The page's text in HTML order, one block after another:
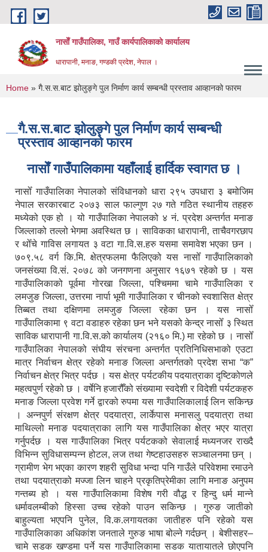
Skip to main content
नासाेँ गाउँपालिका, गाउँ कार्यपालिकाकाे कार्यालय
धारापानी, मनाङ, गण्डकी प्रदेश, नेपाल ।
You are here
Home » गै.स.स.बाट झोलुङ्गे पुल निर्माण कार्य सम्बन्धी प्रस्ताव आव्हानको फारम
गै.स.स.बाट झोलुङ्गे पुल निर्माण कार्य सम्बन्धी
प्रस्ताव आव्हानको फारम
नासाेँ गाउँपालिकामा यहाँलाई हार्दिक स्वागत छ ।
नासोँ गाउँपालिका नेपालको संविधानको धारा २९५ उपधारा ३ बमोजिम
नेपाल सरकारबाट २०७३ साल फाल्गुण २७ गते गठित स्थानीय तहहरु
मध्येको एक हो । यो गाउँपालिका नेपालको ४ नं. प्रदेश अन्तर्गत मनाङ
जिल्लाको तल्लो भेगमा अवस्थित छ । साविकका धारापानी‚ ताचैवगरछाप
र थोँचे गाविस लगायत ३ वटा गा.वि.स.हरु यसमा समावेश भएका छन ।
७०९.५८ वर्ग कि.मि. क्षेत्रफलमा फैलिएको यस नासोँ गाउँपालिकाको
जनसंख्या वि.सं. २०७८ को जनगणना अनुसार १६७१ रहेको छ । यस
गाउँपालिकाको पूर्वमा गोरखा जिल्ला, पश्चिममा चामे गाउँपालिका र
लमजुङ जिल्ला, उत्तरमा नार्पा भूमी गाउँपालिका र चीनको स्वशासित क्षेत्र
तिब्बत तथा दक्षिणमा लमजुङ जिल्ला रहेका छन । यस नासोँ
गाउँपालिकामा ९ वटा वडाहरु रहेका छन भने यसको केन्द्र नासोँ ३ स्थित
साविक धारापानी गा.वि.स.को कार्यालय (२१६० मि.) मा रहेको छ । नासोँ
गाउँपालिका नेपालको संघीय संरचना अन्तर्गत प्रतिनिधिसभाको एउटा
मात्र निर्वाचन क्षेत्र रहेको मनाङ जिल्ला अन्तर्गतको प्रदेश सभा “क”
निर्वाचन क्षेत्र भित्र पर्दछ । यस क्षेत्र पर्यटकीय पदयात्राका दृष्टिकोणले
महत्वपुर्ण रहेको छ । वर्षेनि हजारौँको संख्यामा स्वदेशी र विदेशी पर्यटकहरु
मनाङ जिल्ला प्रवेश गर्ने द्वारको रुपमा यस गाउँपालिकालाई लिन सकिन्छ
। अन्नपुर्ण संरक्षण क्षेत्र पदयात्रा, लार्केपास मनासलु पदयात्रा तथा
माथिल्लो मनाङ पदयात्राका लागि यस गाउँपालिका क्षेत्र भएर यात्रा
गर्नुपर्दछ । यस गाउँपालिका भित्र पर्यटकको सेवालाई मध्यनजर राख्दै
विभिन्न सुविधासम्पन्न होटल, लज तथा गेष्टहाउसहरु सञ्चालनमा छन् ।
ग्रामीण भेग भएका कारण शहरी सुविधा भन्दा पनि गाउँले परिवेशमा रमाउने
तथा पदयात्राको मज्जा लिन चाहने प्रकृतिप्रेमीका लागि मनाङ अनुपम
गन्तब्य हो । यस गाउँपालिकामा विशेष गरी वौद्ध र हिन्दु धर्म मान्ने
धर्मावलम्बीको हिस्सा उच्च रहेको पाउन सकिन्छ । गुरुङ जातीको
बाहुल्यता भएपनि पुनेल, वि.क.लगायतका जातीहरु पनि रहेको यस
गाउँपालिकाका अधिकांश जनताले गुरुङ भाषा बोल्ने गर्दछन् । बेशीसहर–
चामे सडक खण्डमा पर्ने यस गाउँपालिकामा सडक यातायातले छोएपनि